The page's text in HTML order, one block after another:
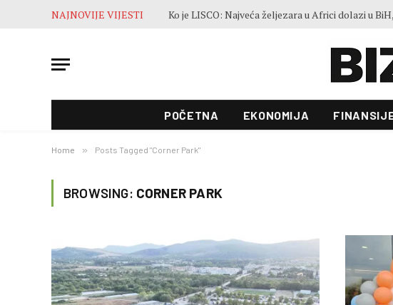
NAJNOVIJE VIJESTI
POČETNA EKONOMIJA
Home » Posts Tagged "Corner Park"
BROWSING: CORNER PARK